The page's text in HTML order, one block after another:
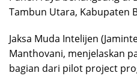
Tambun Utara, Kabupaten
Jaksa Muda Intelijen
Manthovani, menjelaskan
bagian dari pilot project